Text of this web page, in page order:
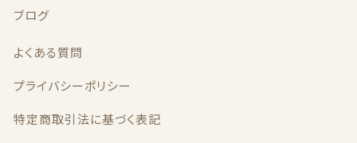
ブログ
よくある質問
プライバシーポリシー
特定商取引法に基づく表記